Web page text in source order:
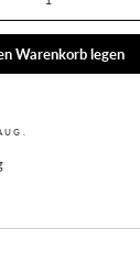
Warenkorb legen